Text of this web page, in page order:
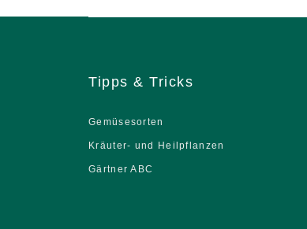
Tipps & Tricks
Gemüsesorten
Kräuter- und Heilpflanzen
Gärtner ABC